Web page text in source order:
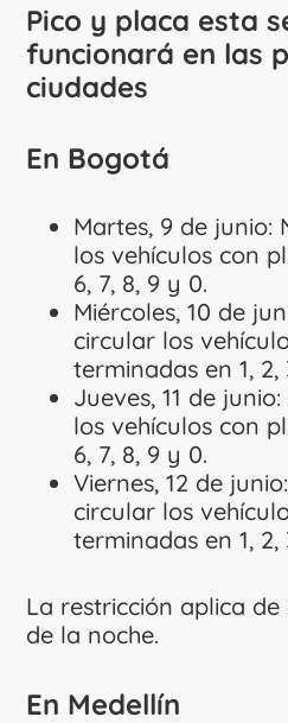
Pico y placa esta
funcionará en las
ciudades
En Bogotá
Martes, 9 de junio:
los vehículos con
6, 7, 8, 9 y 0.
Miércoles, 10 de
circular los
terminadas en 1, 2,
Jueves, 11 de
los vehículos con
6, 7, 8, 9 y 0.
Viernes, 12 de
circular los
terminadas en 1, 2,
La restricción aplica
de la noche.
En Medellín